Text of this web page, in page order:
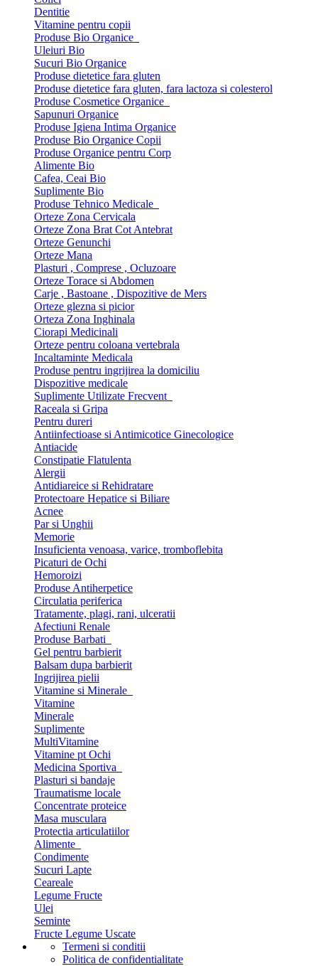
Dentitie
Vitamine pentru copii
Produse Bio Organice
Uleiuri Bio
Sucuri Bio Organice
Produse dietetice fara gluten
Produse dietetice fara gluten, fara lactoza si colesterol
Produse Cosmetice Organice
Sapunuri Organice
Produse Igiena Intima Organice
Produse Bio Organice Copii
Produse Organice pentru Corp
Alimente Bio
Cafea, Ceai Bio
Suplimente Bio
Produse Tehnico Medicale
Orteze Zona Cervicala
Orteze Zona Brat Cot Antebrat
Orteze Genunchi
Orteze Mana
Plasturi , Comprese , Ocluzoare
Orteze Torace si Abdomen
Carje , Bastoane , Dispozitive de Mers
Orteze glezna si picior
Orteza Zona Inghinala
Ciorapi Medicinali
Orteze pentru coloana vertebrala
Incaltaminte Medicala
Produse pentru ingrijirea la domiciliu
Dispozitive medicale
Suplimente Utilizate Frecvent
Raceala si Gripa
Pentru dureri
Antiinfectioase si Antimicotice Ginecologice
Antiacide
Constipatie Flatulenta
Alergii
Antidiareice si Rehidratare
Protectoare Hepatice si Biliare
Acnee
Par si Unghii
Memorie
Insuficienta venoasa, varice, tromboflebita
Picaturi de Ochi
Hemoroizi
Produse Antiherpetice
Circulatia periferica
Tratamente, plagi, rani, ulceratii
Afectiuni Renale
Produse Barbati
Gel pentru barbierit
Balsam dupa barbierit
Ingrijirea pielii
Vitamine si Minerale
Vitamine
Minerale
Suplimente
MultiVitamine
Vitamine pt Ochi
Medicina Sportiva
Plasturi si bandaje
Traumatisme locale
Concentrate proteice
Masa musculara
Protectia articulatiilor
Alimente
Condimente
Sucuri Lapte
Ceareale
Legume Fructe
Ulei
Seminte
Fructe Legume Uscate
Termeni si conditii
Politica de confidentialitate